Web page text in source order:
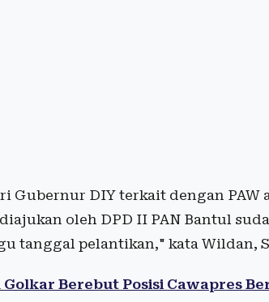
Gubernur DIY terkait dengan PAW
oleh DPD II PAN Bantul
tanggal pelantikan," kata Wildan,
Golkar Berebut Posisi Cawapres